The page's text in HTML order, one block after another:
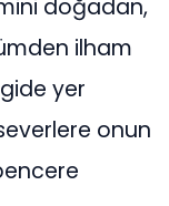
doğadan,
ilham
yer
onun